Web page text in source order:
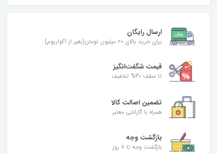
ارسال رایگان
برای خرید بالای ۲۰ میلیون تومان(بغیر از آکواریوم)
قیمت شگفت‌انگیز
تا سقف 30% تخفیف
تضمین اصالت کالا
همراه با گارانتی معتبر
بازگشت وجه
بازگشت وجه تا ۷ روز